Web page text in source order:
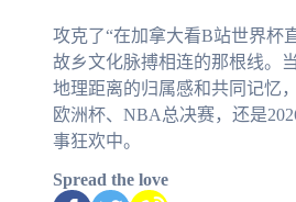
攻克了“在加拿大看B站世界杯
故乡文化脉搏相连的那根线。
地理距离的归属感和共同记忆
欧洲杯、NBA总决赛，还是
事狂欢中。
Spread the love